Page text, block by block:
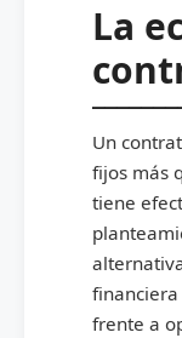
La
Un
fijos más
tiene
financiera
frente a